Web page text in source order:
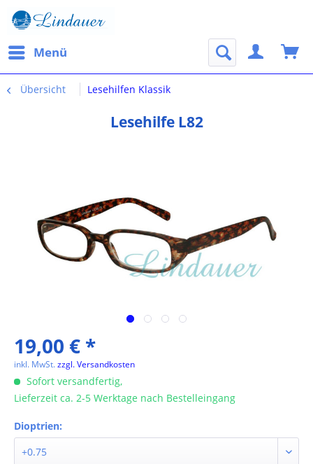
Menü
Übersicht Lesehilfen Klassik
Lesehilfe L82
19,00 € *
inkl. MwSt.zzgl. Versandkosten
Sofort versandfertig,
Lieferzeit ca. 2-5 Werktage nach Bestelleingang
Dioptrien: